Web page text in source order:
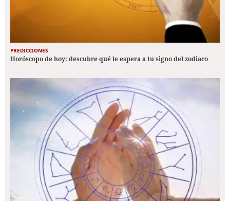
PREDICCIONES
Horóscopo de hoy: descubre qué le espera a tu signo del zodiaco